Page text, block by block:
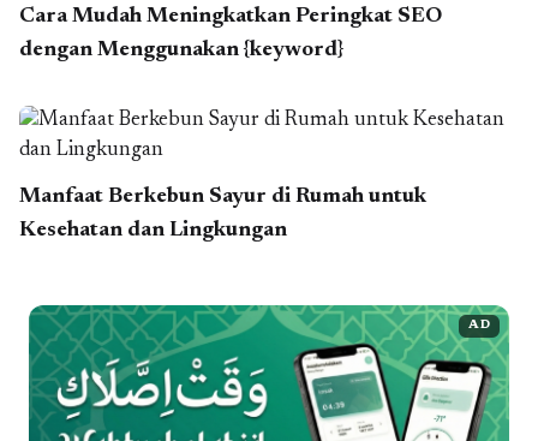
Cara Mudah Meningkatkan Peringkat SEO
dengan Menggunakan {keyword}
Manfaat Berkebun Sayur di Rumah untuk
Kesehatan dan Lingkungan
AD